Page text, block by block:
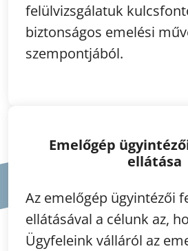
felülvizsgálatuk
biztonságos emelési
szempontjából.
Emelőgép
ellátása
Az emelőgép ügyintézői
ellátásával a célunk az,
Ügyfeleink válláról az